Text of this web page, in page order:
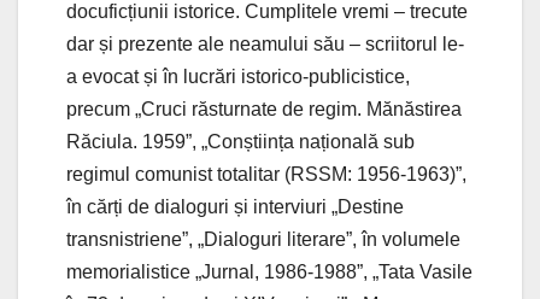
docuficțiunii istorice. Cumplitele vremi – trecute
dar și prezente ale neamului său – scriitorul le-
a evocat și în lucrări istorico-publicistice,
precum „Cruci răsturnate de regim. Mănăstirea
Răciula. 1959”, „Conștiința națională sub
regimul comunist totalitar (RSSM: 1956-1963)”,
în cărți de dialoguri și interviuri „Destine
transnistriene”, „Dialoguri literare”, în volumele
memorialistice „Jurnal, 1986-1988”, „Tata Vasile